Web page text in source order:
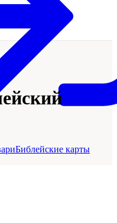
Библейские карты